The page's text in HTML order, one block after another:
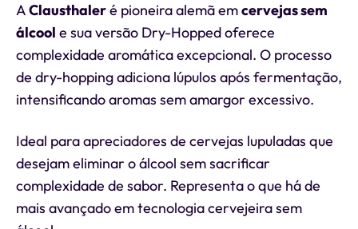
AClausthaleré pioneira alemã emcervejas sem
álcool e sua versão Dry-Hopped oferece
complexidade aromática excepcional. O processo
de dry-hopping adiciona lúpulos após fermentação,
intensificando aromas sem amargor excessivo.
Ideal para apreciadores de cervejas lupuladas que
desejam eliminar o álcool sem sacrificar
complexidade de sabor. Representa o que há de
mais avançado em tecnologia cervejeira sem